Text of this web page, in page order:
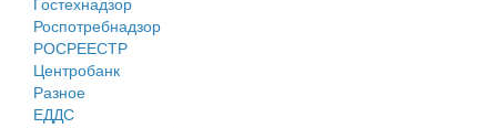
Собрание депутатов
Городское поселение
Сельские поселения
Роспотребнадзор
РОСРЕЕСТР
Центробанк
Разное
ЕДДС